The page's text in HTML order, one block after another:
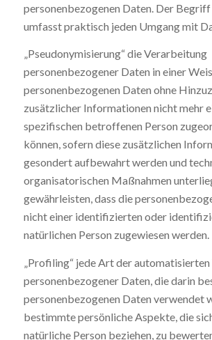
personenbezogenen Daten. Der
umfasst praktisch jeden Umgang mit
„Pseudonymisierung“ die Verarbeitung
personenbezogener Daten in einer
personenbezogenen Daten ohne
zusätzlicher Informationen nicht mehr
spezifischen betroffenen Person
können, sofern diese zusätzlichen
gesondert aufbewahrt werden und
organisatorischen Maßnahmen
gewährleisten, dass die
nicht einer identifizierten oder
natürlichen Person zugewiesen werden.
„Profiling“ jede Art der
personenbezogener Daten, die darin
personenbezogenen Daten verwendet
bestimmte persönliche Aspekte, die
natürliche Person beziehen, zu